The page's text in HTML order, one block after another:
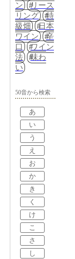
ン
リース
リング
特
級畑
日本
ワイン
辛
口
ワイン
法
味わ
い
50音から検索
あ
い
う
え
お
か
き
く
け
こ
さ
し